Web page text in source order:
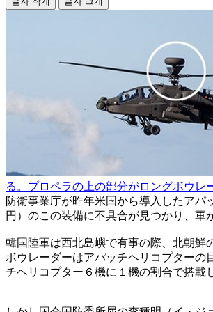
る。プロペラの上の部分がロングボウレ
防衛事業庁が昨年米国から導入したア
円）のこの装備に不具合が見つかり、軍
韓国陸軍は西北島嶼で有事の際、北朝鮮
ボウレーダーはアパッチヘリコプターの
チヘリコプター６機に１機の割合で搭載